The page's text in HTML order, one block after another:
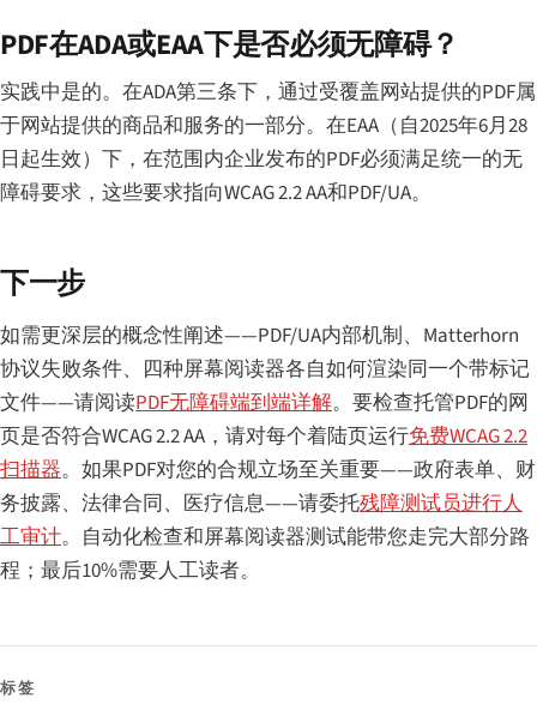
PDF在ADA或EAA下是否必须无障碍？
实践中是的。在ADA第三条下，通过受覆盖网站提供的PDF属
于网站提供的商品和服务的一部分。在EAA（自2025年6月28
日起生效）下，在范围内企业发布的PDF必须满足统一的无
障碍要求，这些要求指向WCAG 2.2 AA和PDF/UA。
下一步
如需更深层的概念性阐述——PDF/UA内部机制、Matterhorn
协议失败条件、四种屏幕阅读器各自如何渲染同一个带标记
文件——请阅读PDF无障碍端到端详解。要检查托管PDF的网
页是否符合WCAG 2.2 AA，请对每个着陆页运行免费WCAG 2.2
扫描器。如果PDF对您的合规立场至关重要——政府表单、财
务披露、法律合同、医疗信息——请委托残障测试员进行人
工审计。自动化检查和屏幕阅读器测试能带您走完大部分路
程；最后10%需要人工读者。
标签